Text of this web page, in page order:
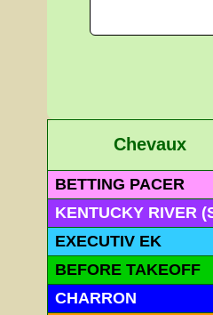
Chevaux
BETTING PACER
KENTUCKY RIVER
EXECUTIV EK
BEFORE TAKEOFF
CHARRON